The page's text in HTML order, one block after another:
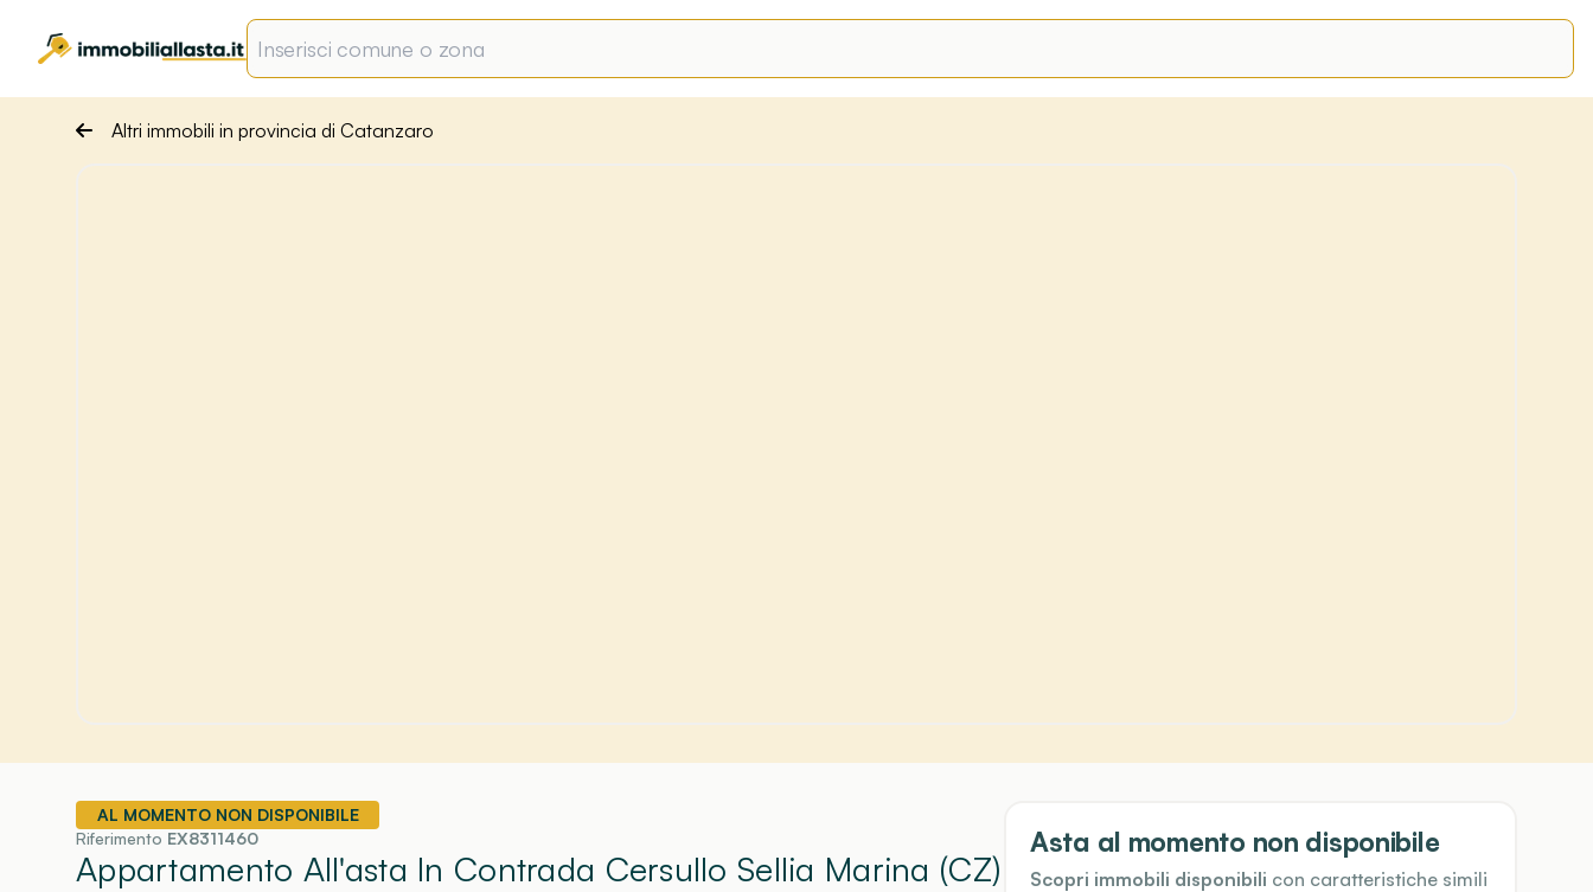
Altri immobili in provincia di Catanzaro
AL MOMENTO NON DISPONIBILE
Riferimento EX8311460
Appartamento All'asta In Contrada Cersullo Sellia Marina (CZ)
Asta al momento non disponibile
Scopri immobili disponibili con caratteristiche simili